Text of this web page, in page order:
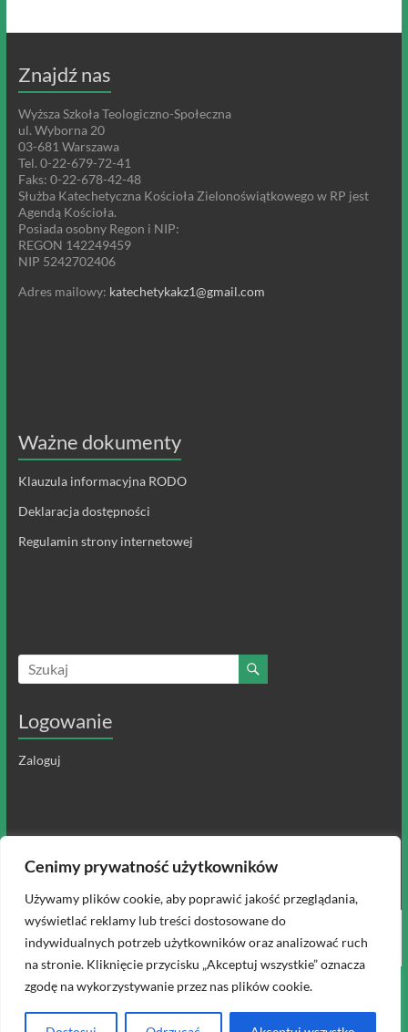
Cenimy prywatność użytkowników
Używamy plików cookie, aby poprawić jakość przeglądania,
wyświetlać reklamy lub treści dostosowane do
indywidualnych potrzeb użytkowników oraz analizować ruch
na stronie. Kliknięcie przycisku „Akceptuj wszystkie” oznacza
zgodę na wykorzystywanie przez nas plików cookie.
Znajdź nas
Wyższa Szkoła Teologiczno-Społeczna
ul. Wyborna 20
03-681 Warszawa
Tel. 0-22-679-72-41
Faks: 0-22-678-42-48
Służba Katechetyczna Kościoła Zielonoświątkowego w RP jest
Agendą Kościoła.
Posiada osobny Regon i NIP:
REGON 142249459
NIP 5242702406
Adres mailowy: katechetykakz1@gmail.com
Ważne dokumenty
Klauzula informacyjna RODO
Deklaracja dostępności
Regulamin strony internetowej
Logowanie
Zaloguj
Prawa autorskie © 2026Służba Katechetyczna. All rights reserved. Theme
Spaciousby ThemeGrill. Powered by:WordPress.